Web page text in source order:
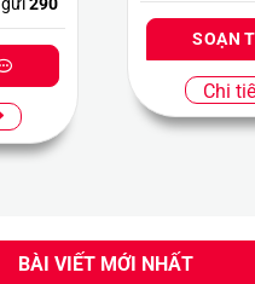
SOẠN
Chi
BÀI VIẾT MỚI NHẤT